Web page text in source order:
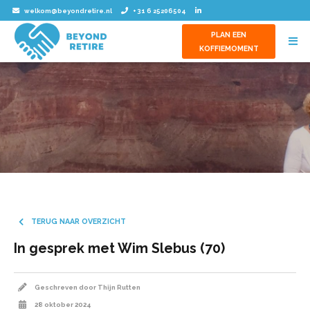
welkom@beyondretire.nl + 31 6 25206504
PLAN EEN
KOFFIEMOMENT
TERUG NAAR OVERZICHT
In gesprek met Wim Slebus (70)
Geschreven door Thijn Rutten
28 oktober 2024